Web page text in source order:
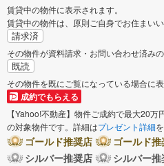
賃貸中の物件に表示されます。
賃貸中の物件は、原則ご自身でお住まい
請求済
その物件が資料請求・お問い合わせ済み
既読
その物件を既にご覧になっている場合に表
成約でもらえる
【Yahoo!不動産】物件ご成約で最大20万
の対象物件です。詳細はプレゼント詳細
ゴールド推奨店
ゴールド
シルバー推奨店
シルバー